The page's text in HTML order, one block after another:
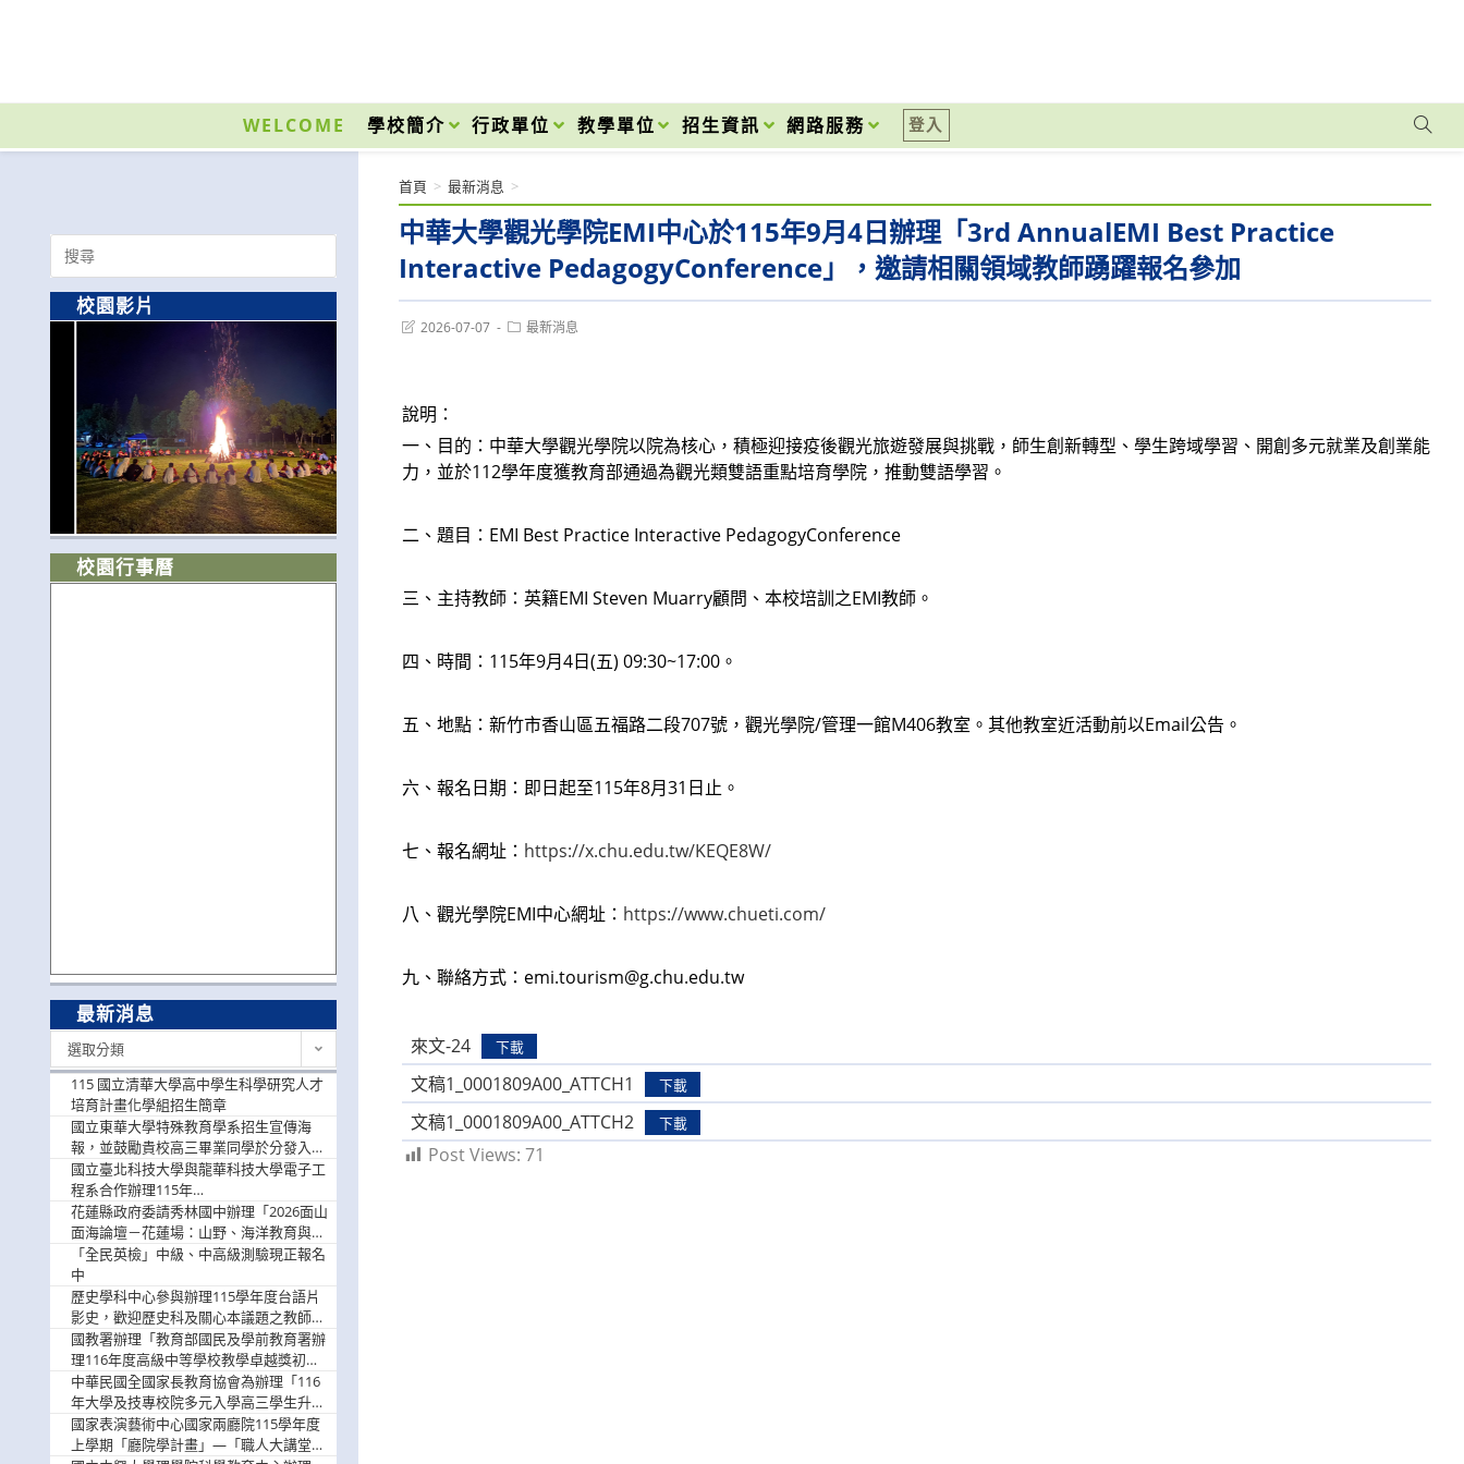
內
WELCOME 學校簡介 行政單位 教學單位 招生資訊 網路服務 登入
中華大學觀光學院EMI中心於115年9月4日辦理「3rd AnnualEMI Best Practice
Interactive PedagogyConference」，邀請相關領域教師踴躍報名參加
首頁 > 最新消息 >
Post2026-07-07
Post最新消息
說明：
一、目的：中華大學觀光學院以院為核心，積極迎接疫後觀光旅遊發展與挑戰，師生創新轉型、學生跨域學習、開創多元就業及創業能
力，並於112學年度獲教育部通過為觀光類雙語重點培育學院，推動雙語學習。
二、題目：EMI Best Practice Interactive PedagogyConference
三、主持教師：英籍EMI Steven Muarry顧問、本校培訓之EMI教師。
四、時間：115年9月4日(五) 09:30~17:00。
五、地點：新竹市香山區五福路二段707號，觀光學院/管理一館M406教室。其他教室近活動前以Email公告。
六、報名日期：即日起至115年8月31日止。
七、報名網址： https://x.chu.edu.tw/KEQE8W/
八、觀光學院EMI中心網址： https://www.chueti.com/
九、聯絡方式：emi.tourism@g.chu.edu.tw
來文-24 下載
文稿1_0001809A00_ATTCH1 下載
文稿1_0001809A00_ATTCH2 下載
Post Views: 71
Search
for:
校園影片
校園行事曆
最新消息
選取分類
115 國立清華大學高中學生科學研究人才
培育計畫化學組招生簡章
國立東華大學特殊教育學系招生宣傳海
報，並鼓勵貴校高三畢業同學於分發入學
階段踴躍選填。
國立臺北科技大學與龍華科技大學電子工
程系合作辦理115年
「115.08.10~08.12「AI賦能應用於智慧半
導體研習營」，歡迎學生踴躍報名參加
花蓮縣政府委請秀林國中辦理「2026面山
面海論壇－花蓮場：山野、海洋教育與戶
外安全實務課程」，歡迎踴躍報名參加
「全民英檢」中級、中高級測驗現正報名
中
歷史學科中心參與辦理115學年度台語片
影史，歡迎歷史科及關心本議題之教師踴
躍報名參加
國教署辦理「教育部國民及學前教育署辦
理116年度高級中等學校教學卓越獎初選
實施計畫」，鼓勵教師踴躍報名
中華民國全國家長教育協會為辦理「116
年大學及技專校院多元入學高三學生升學
輔導家長說明會」
國家表演藝術中心國家兩廳院115學年度
上學期「廳院學計畫」—「職人大講堂」